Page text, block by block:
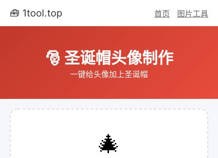
🧰 1tool.top 首页 图片工具
🎅 圣诞帽头像制作
一键给头像加上圣诞帽
🎄